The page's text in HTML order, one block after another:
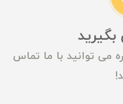
می توانید با ما تماس